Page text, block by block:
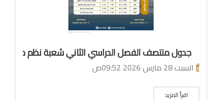
جدول منتصف الفصل الدراسي الثاني شعبة نظم
السبت 28 مارس 2026 09:52ص
اقرأ المزيد